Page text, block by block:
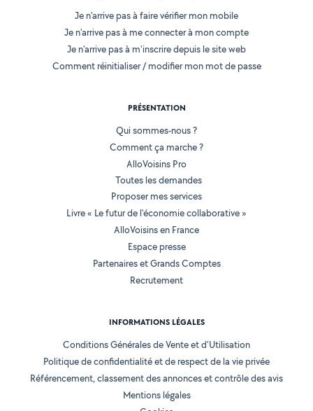
Je n'arrive pas à faire vérifier mon mobile
Je n'arrive pas à me connecter à mon compte
Je n'arrive pas à m'inscrire depuis le site web
Comment réinitialiser / modifier mon mot de passe
PRÉSENTATION
Qui sommes-nous ?
Comment ça marche ?
AlloVoisins Pro
Toutes les demandes
Proposer mes services
Livre « Le futur de l'économie collaborative »
AlloVoisins en France
Espace presse
Partenaires et Grands Comptes
Recrutement
INFORMATIONS LÉGALES
Conditions Générales de Vente et d'Utilisation
Politique de confidentialité et de respect de la vie privée
Référencement, classement des annonces et contrôle des avis
Mentions légales